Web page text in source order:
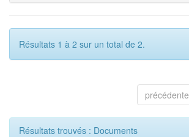
Résultats 1 à 2 sur un total de 2.
précédente
Résultats trouvés : Documents